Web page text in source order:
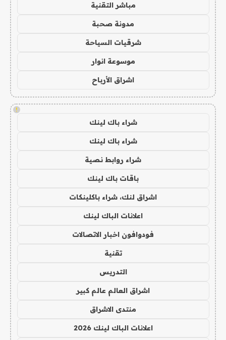
مباشر التقنية
مدونة صحبة
شرقيات السياحة
موسوعة انوار
اشراق الأرباح
!
شراء باك لينك
شراء باك لينك
شراء روابط نصية
باقات باك لينك
اشراق لنك، شراء باكلينكات
اعلانات الباك لينك
فودوافون اخبار الاتصالات
تقنية
التدريس
اشراق العالم عالم كبير
منتدى الاشراق
اعلانات الباك لينك 2026